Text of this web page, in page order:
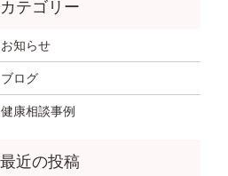
お知らせ
ブログ
健康相談事例